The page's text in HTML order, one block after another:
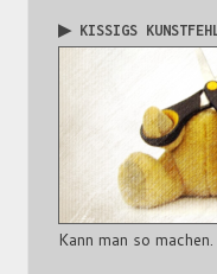
▶ KISSIGS
Kann man so